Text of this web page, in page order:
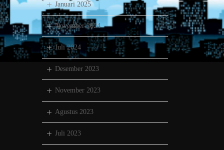
Januari 2025
November 2024
Juli 2024
Desember 2023
November 2023
Agustus 2023
Juli 2023